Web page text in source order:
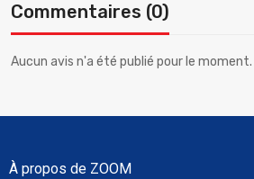
Commentaires (0)
Aucun avis n'a été publié pour le moment.
À propos de ZOOM